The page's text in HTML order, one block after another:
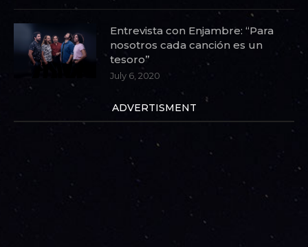
Entrevista con Enjambre: “Para
nosotros cada canción es un
tesoro”
July 6, 2020
ADVERTISMENT